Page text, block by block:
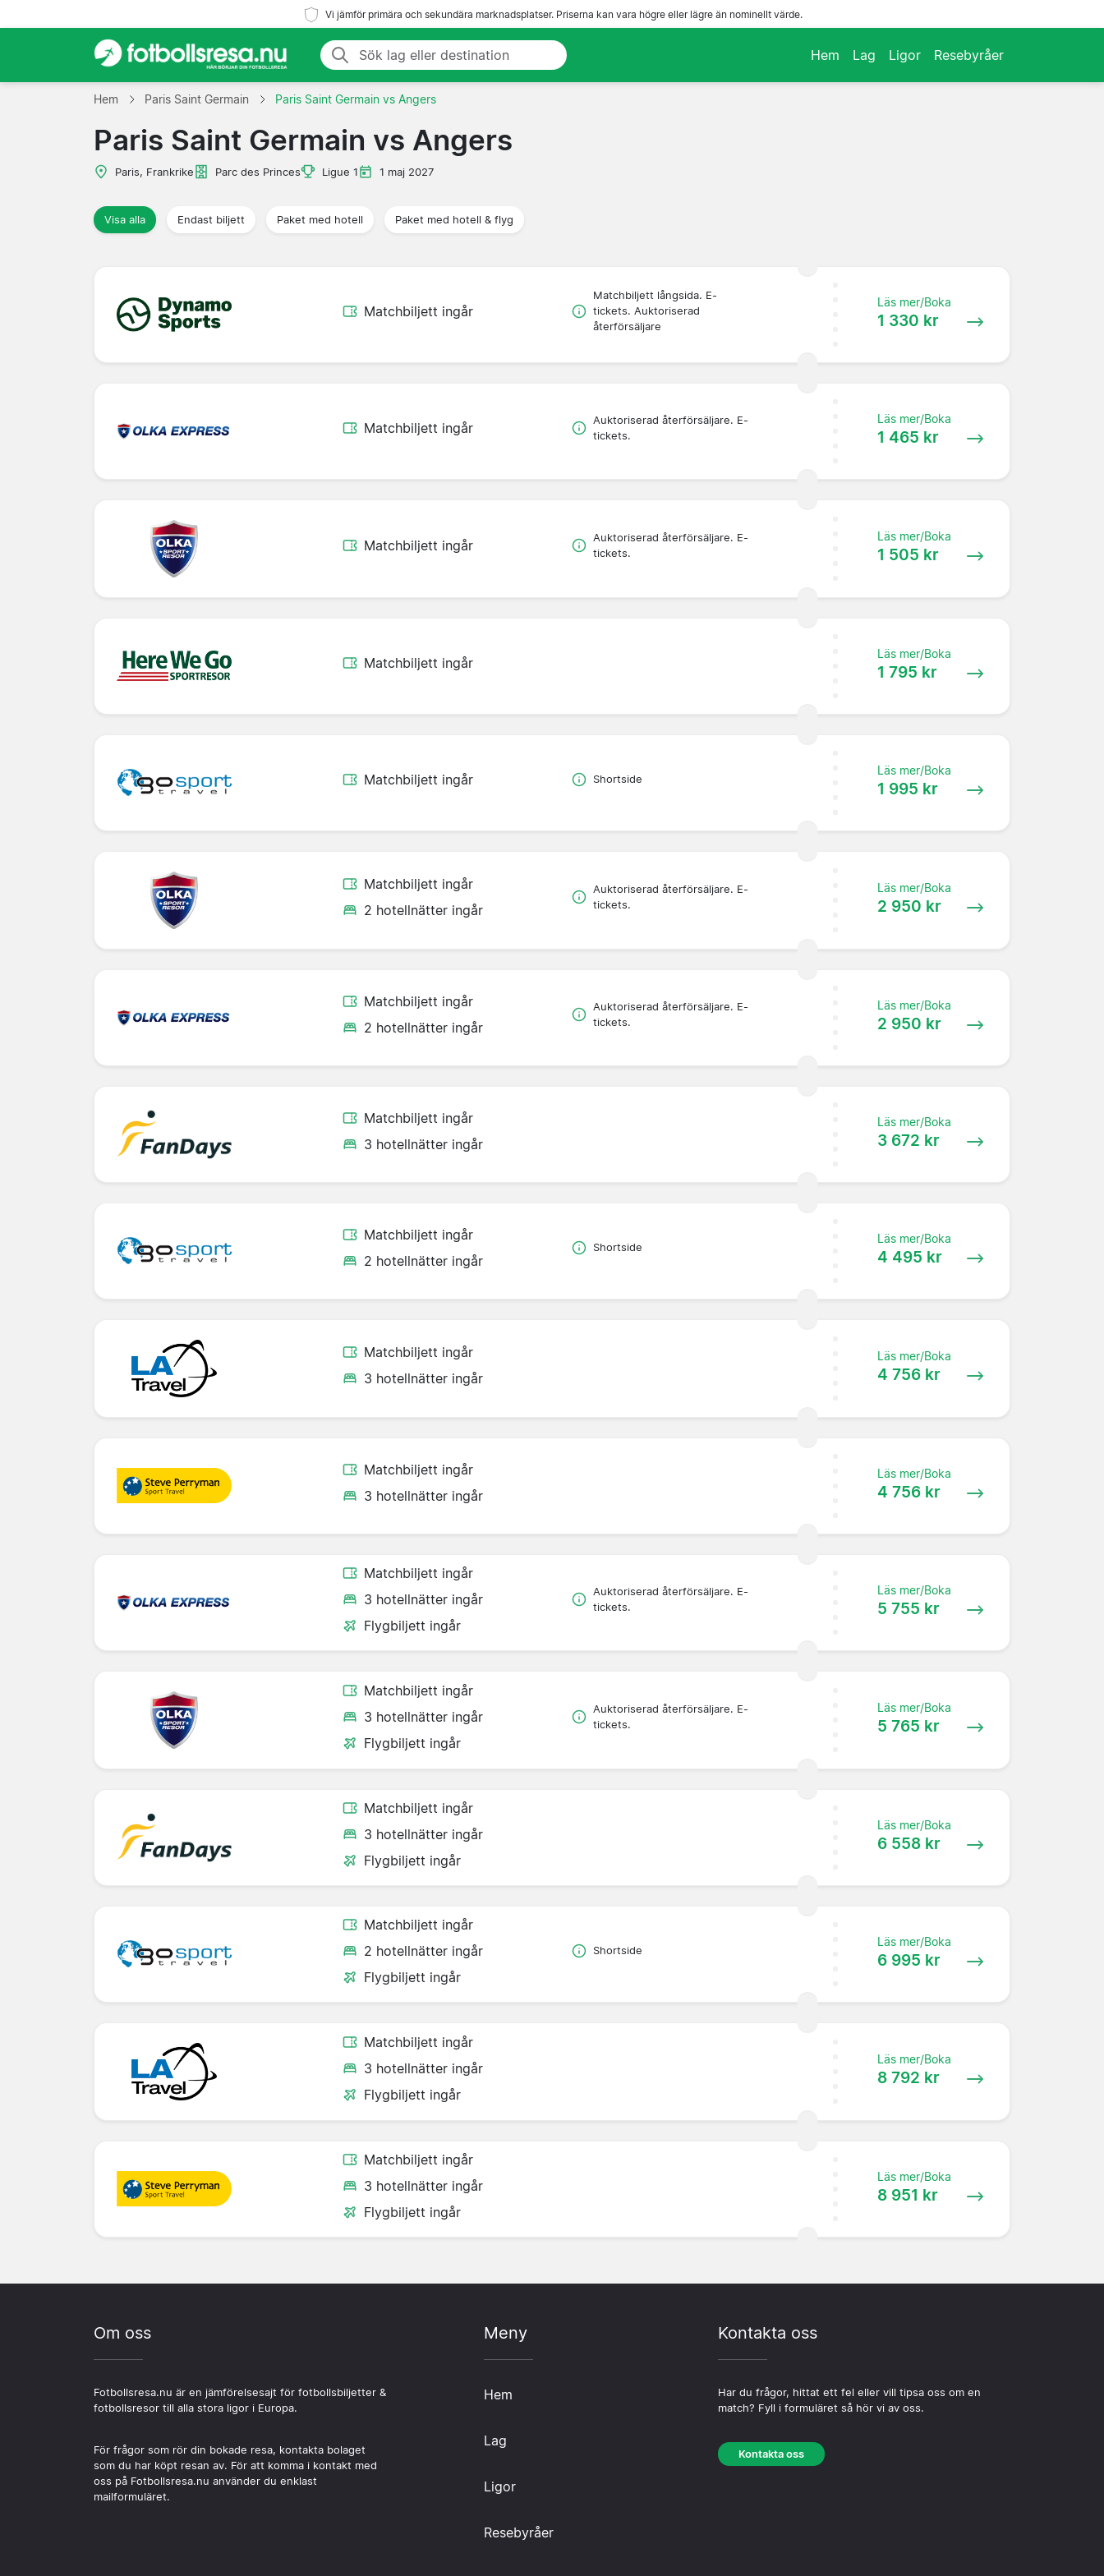
Vi jämför primära och sekundära marknadsplatser. Priserna kan vara högre eller lägre än nominellt värde.
Hem Lag Ligor Resebyråer
Hem Paris Saint Germain Paris Saint Germain vs Angers
Paris Saint Germain vs Angers
Paris, Frankrike Parc des Princes Ligue 1 1 maj 2027
Visa alla Endast biljett Paket med hotell Paket med hotell & flyg
Matchbiljett ingår
Matchbiljett långsida. E-
tickets. Auktoriserad
återförsäljare
Läs mer/Boka
1 330 kr
Matchbiljett ingår
Auktoriserad återförsäljare. E-
tickets.
Läs mer/Boka
1 465 kr
Matchbiljett ingår
Auktoriserad återförsäljare. E-
tickets.
Läs mer/Boka
1 505 kr
Matchbiljett ingår
Läs mer/Boka
1 795 kr
Matchbiljett ingår Shortside
Läs mer/Boka
1 995 kr
Matchbiljett ingår
2 hotellnätter ingår
Auktoriserad återförsäljare. E-
tickets.
Läs mer/Boka
2 950 kr
Matchbiljett ingår
2 hotellnätter ingår
Auktoriserad återförsäljare. E-
tickets.
Läs mer/Boka
2 950 kr
Matchbiljett ingår
3 hotellnätter ingår
Läs mer/Boka
3 672 kr
Matchbiljett ingår
2 hotellnätter ingår
Shortside
Läs mer/Boka
4 495 kr
Matchbiljett ingår
3 hotellnätter ingår
Läs mer/Boka
4 756 kr
Matchbiljett ingår
3 hotellnätter ingår
Läs mer/Boka
4 756 kr
Matchbiljett ingår
3 hotellnätter ingår
Flygbiljett ingår
Auktoriserad återförsäljare. E-
tickets.
Läs mer/Boka
5 755 kr
Matchbiljett ingår
3 hotellnätter ingår
Flygbiljett ingår
Auktoriserad återförsäljare. E-
tickets.
Läs mer/Boka
5 765 kr
Matchbiljett ingår
3 hotellnätter ingår
Flygbiljett ingår
Läs mer/Boka
6 558 kr
Matchbiljett ingår
2 hotellnätter ingår
Flygbiljett ingår
Shortside
Läs mer/Boka
6 995 kr
Matchbiljett ingår
3 hotellnätter ingår
Flygbiljett ingår
Läs mer/Boka
8 792 kr
Matchbiljett ingår
3 hotellnätter ingår
Flygbiljett ingår
Läs mer/Boka
8 951 kr
Om oss
Fotbollsresa.nu är en jämförelsesajt för fotbollsbiljetter &
fotbollsresor till alla stora ligor i Europa.
För frågor som rör din bokade resa, kontakta bolaget
som du har köpt resan av. För att komma i kontakt med
oss på Fotbollsresa.nu använder du enklast
mailformuläret.
Meny
Hem
Lag
Ligor
Resebyråer
Kontakta oss
Har du frågor, hittat ett fel eller vill tipsa oss om en
match? Fyll i formuläret så hör vi av oss.
Kontakta oss